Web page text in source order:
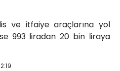
ve itfaiye araçlarına yol
993 liradan 20 bin liraya